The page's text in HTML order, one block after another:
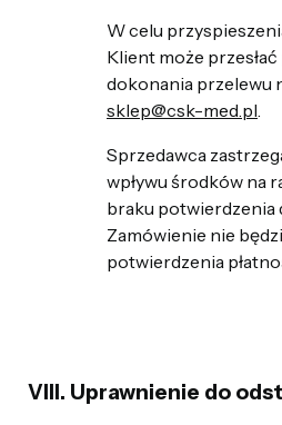
W celu
Klient może
dokonania przelewu
sklep@csk-med.pl
Sprzedawca
wpływu środków na
braku potwierdzenia
Zamówienie nie
potwierdzenia
VIII. Uprawnienie do